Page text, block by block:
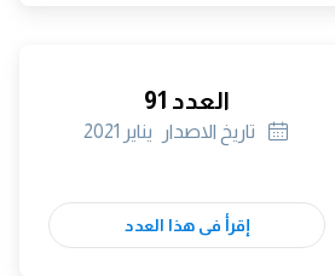
العدد 91
تاريخ الاصدار يناير 2021
إقرأ فى هذا العدد